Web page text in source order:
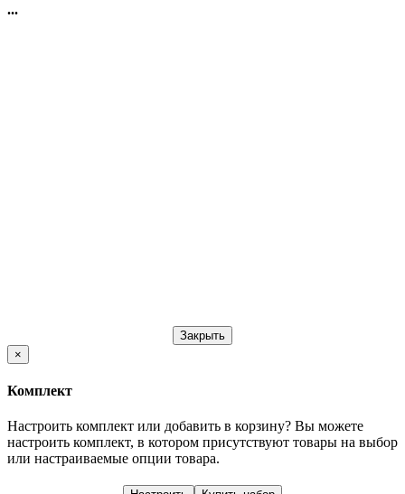
...
Закрыть
×
Комплект
Настроить комплект или добавить в корзину? Вы можете
настроить комплект, в котором присутствуют товары на выбор
или настраиваемые опции товара.